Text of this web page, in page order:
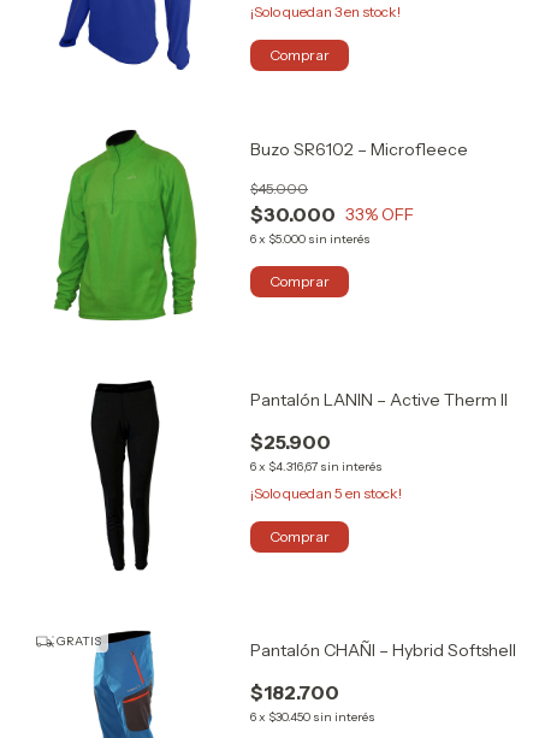
¡Solo quedan 3en stock!
Comprar
Buzo SR6102 – Microfleece
$30.000
$45.000
33% OFF
6x $5.000 sin interés
Comprar
Pantalón LANIN – Active Therm II
$25.900
6x $4.316,67 sin interés
¡Solo quedan 5 en stock!
Comprar
GRATIS Pantalón CHAÑI – Hybrid Softshell
$182.700
6x $30.450 sin interés